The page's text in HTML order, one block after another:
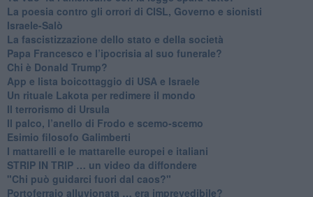
La poesia contro gli orrori di CISL, Governo e sionisti
Israele-Salò
​La fascistizzazione dello stato e della società
Papa Francesco e l’ipocrisia al suo funerale?
​Chi è Donald Trump?
App e lista boicottaggio di USA e Israele
​Un rituale Lakota per redimere il mondo
Il terrorismo di Ursula
​Il palco, l’anello di Frodo e scemo-scemo
Esimio filosofo Galimberti
​I mattarelli e le mattarelle europei e italiani
​STRIP IN TRIP … un video da diffondere
"Chi può guidarci fuori dal caos?"
​Portoferraio alluvionata … era imprevedibile?